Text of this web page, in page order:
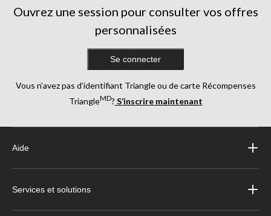
Ouvrez une session pour consulter vos offres
personnalisées
Se connecter
Vous n’avez pas d’identifiant Triangle ou de carte Récompenses
TriangleMD? S’inscrire maintenant
Aide
Services et solutions